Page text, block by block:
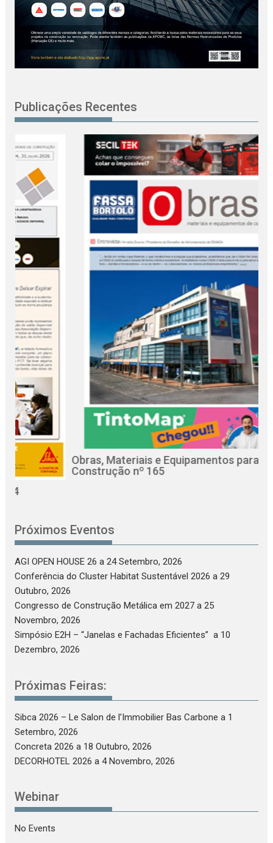
Publicações Recentes
Obras, Materiais e Equipamentos para a
Construção nº 165
Próximos Eventos
AGI OPEN HOUSE 26 a 24 Setembro, 2026
Conferência do Cluster Habitat Sustentável 2026 a 29
Outubro, 2026
Congresso de Construção Metálica em 2027 a 25
Novembro, 2026
Simpósio E2H – “Janelas e Fachadas Eficientes” a 10
Dezembro, 2026
Próximas Feiras:
Sibca 2026 – Le Salon de l’Immobilier Bas Carbone a 1
Setembro, 2026
Concreta 2026 a 18 Outubro, 2026
DECORHOTEL 2026 a 4 Novembro, 2026
Webinar
No Events